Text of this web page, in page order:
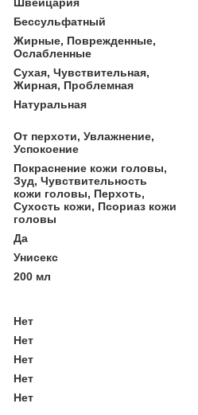
Бессульфатный
Жирные, Поврежденные,
Ослабленные
Сухая, Чувствительная,
Жирная, Проблемная
Натуральная
От перхоти, Увлажнение,
Успокоение
Покраснение кожи головы,
Зуд, Чувствительность
кожи головы, Перхоть,
Сухость кожи, Псориаз кожи
головы
Да
Унисекс
200 мл
Нет
Нет
Нет
Нет
Нет